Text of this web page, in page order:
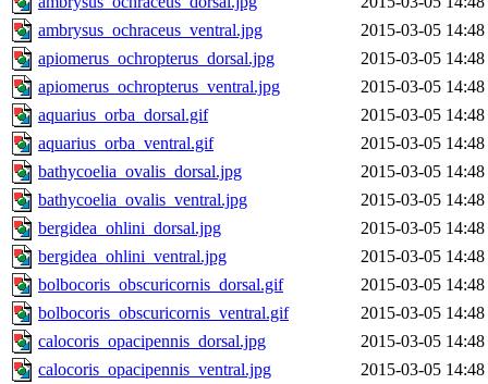
ambrysus_ochraceus_ventral.jpg
2015-03-05 14:48
apiomerus_ochropterus_dorsal.jpg
2015-03-05 14:48
apiomerus_ochropterus_ventral.jpg
2015-03-05 14:48
aquarius_orba_dorsal.gif
2015-03-05 14:48
aquarius_orba_ventral.gif
2015-03-05 14:48
bathycoelia_ovalis_dorsal.jpg
2015-03-05 14:48
bathycoelia_ovalis_ventral.jpg
2015-03-05 14:48
bergidea_ohlini_dorsal.jpg
2015-03-05 14:48
bergidea_ohlini_ventral.jpg
2015-03-05 14:48
bolbocoris_obscuricornis_dorsal.gif
2015-03-05 14:48
bolbocoris_obscuricornis_ventral.gif
2015-03-05 14:48
calocoris_opacipennis_dorsal.jpg
2015-03-05 14:48
calocoris_opacipennis_ventral.jpg
2015-03-05 14:48